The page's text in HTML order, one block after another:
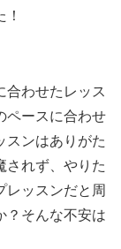
合わせたレッス
ペースに合わせ
スンはありがた
されず、やりた
レッスンだと周
？そんな不安は